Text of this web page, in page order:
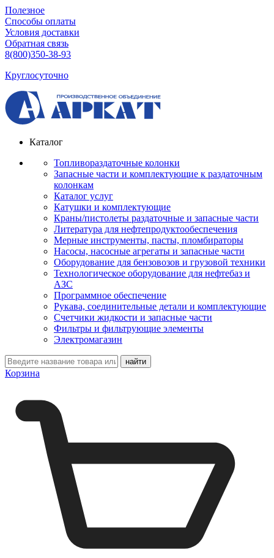
Полезное
Способы оплаты
Условия доставки
Обратная связь
8(800)350-38-93
Круглосуточно
Каталог
Топливораздаточные колонки
Запасные части и комплектующие к раздаточным
колонкам
Каталог услуг
Катушки и комплектующие
Краны/пистолеты раздаточные и запасные части
Литература для нефтепродуктообеспечения
Мерные инструменты, пасты, пломбираторы
Насосы, насосные агрегаты и запасные части
Оборудование для бензовозов и грузовой техники
Технологическое оборудование для нефтебаз и
АЗС
Программное обеспечение
Рукава, соединительные детали и комплектующие
Счетчики жидкости и запасные части
Фильтры и фильтрующие элементы
Электромагазин
Корзина